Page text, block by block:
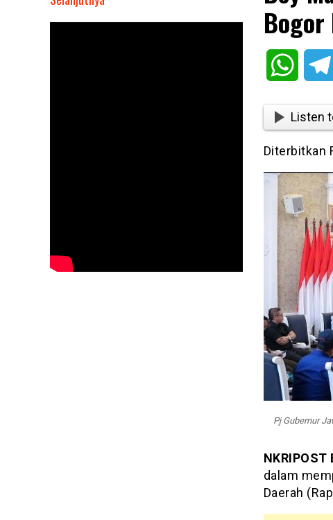
Listen
Diterbitkan
Pj Gubernur
NKRIPOST
dalam
Daerah